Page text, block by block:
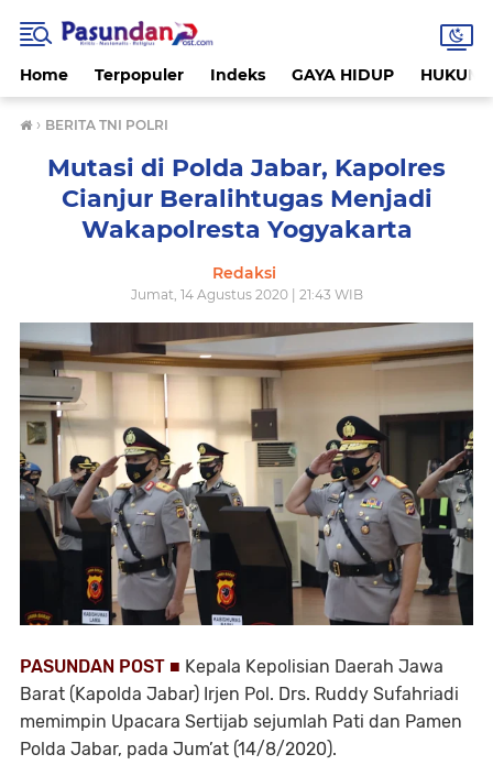
Home Terpopuler Indeks GAYA HIDUP HUKUM
› BERITA TNI POLRI
Mutasi di Polda Jabar, Kapolres
Cianjur Beralihtugas Menjadi
Wakapolresta Yogyakarta
Redaksi
Jumat, 14 Agustus 2020 | 21:43 WIB
PASUNDAN POST ■ Kepala Kepolisian Daerah Jawa
Barat (Kapolda Jabar) Irjen Pol. Drs. Ruddy Sufahriadi
memimpin Upacara Sertijab sejumlah Pati dan Pamen
Polda Jabar, pada Jum’at (14/8/2020).